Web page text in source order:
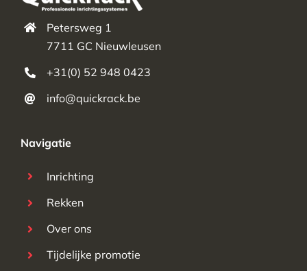
Petersweg 1
7711 GC Nieuwleusen
+31(0) 52 948 0423
info@quickrack.be
Navigatie
Inrichting
Rekken
Over ons
Tijdelijke promotie